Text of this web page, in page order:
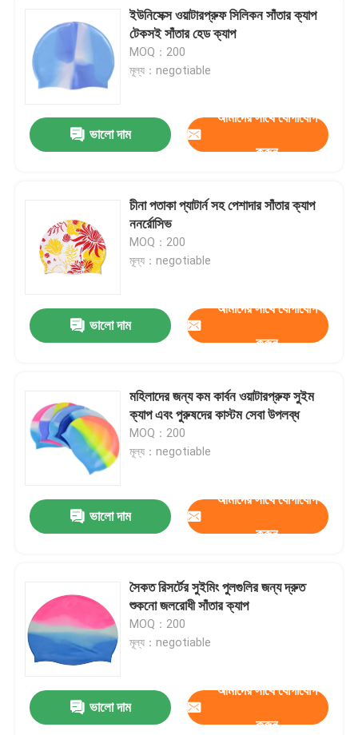
ইউনিসেক্স ওয়াটারপ্রুফ সিলিকন সাঁতার ক্যাপ
টেকসই সাঁতার হেড ক্যাপ
MOQ：200
মূল্য：negotiable
ভালো দাম
আমাদের সাথে যোগাযোগ
করুন
চীনা পতাকা প্যাটার্ন সহ পেশাদার সাঁতার ক্যাপ
ননর্রোসিভ
MOQ：200
মূল্য：negotiable
ভালো দাম
আমাদের সাথে যোগাযোগ
করুন
মহিলাদের জন্য কম কার্বন ওয়াটারপ্রুফ সুইম
ক্যাপ এবং পুরুষদের কাস্টম সেবা উপলব্ধ
MOQ：200
মূল্য：negotiable
ভালো দাম
আমাদের সাথে যোগাযোগ
করুন
সৈকত রিসর্টের সুইমিং পুলগুলির জন্য দ্রুত
শুকনো জলরোধী সাঁতার ক্যাপ
MOQ：200
মূল্য：negotiable
ভালো দাম
আমাদের সাথে যোগাযোগ
করুন